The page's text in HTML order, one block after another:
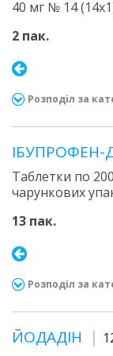
40 мг № 14
2 пак.
Розподіл за
Таблетки по
чарункових
13 пак.
Розподіл за
ЙОДАДІН